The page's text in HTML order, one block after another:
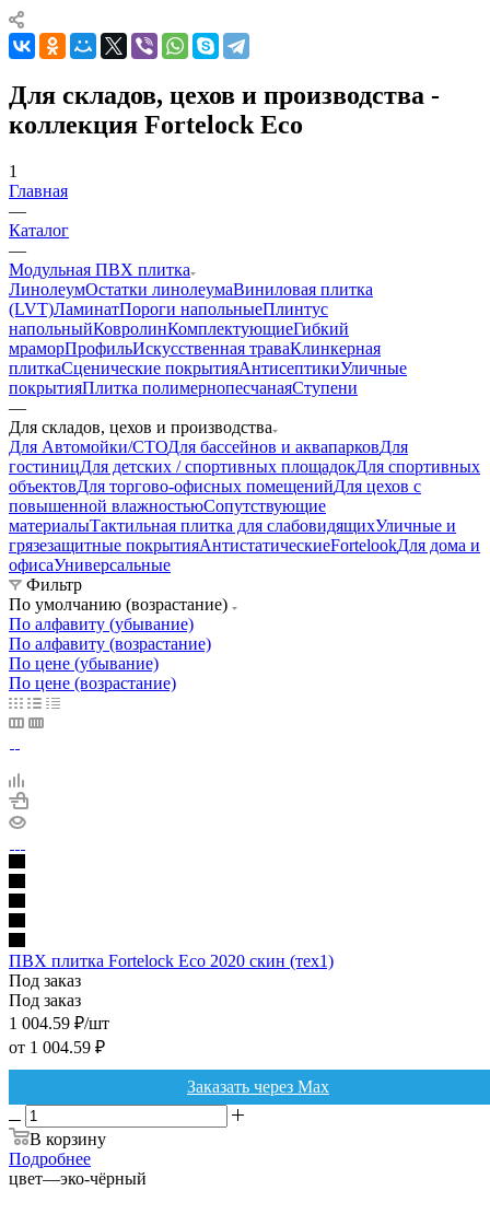
Для складов, цехов и производства -
коллекция Fortelock Eco
1
Главная
—
Каталог
—
Модульная ПВХ плитка
ЛинолеумОстатки линолеумаВиниловая плитка
(LVT)ЛаминатПороги напольныеПлинтус
напольныйКовролинКомплектующиеГибкий
мраморПрофильИскусственная траваКлинкерная
плиткаСценические покрытияАнтисептикиУличные
покрытияПлитка полимернопесчанаяСтупени
—
Для складов, цехов и производства
Для Автомойки/СТОДля бассейнов и аквапарковДля
гостиницДля детских / спортивных площадокДля спортивных
объектовДля торгово-офисных помещенийДля цехов с
повышенной влажностьюСопутствующие
материалыТактильная плитка для слабовидящихУличные и
грязезащитные покрытияАнтистатическиеFortelookДля дома и
офисаУниверсальные
Фильтр
По умолчанию (возрастание)
По алфавиту (убывание)
По алфавиту (возрастание)
По цене (убывание)
По цене (возрастание)
ПВХ плитка Fortelock Eco 2020 скин (тех1)
Под заказ
Под заказ
1 004.59 ₽/шт
от 1 004.59 ₽
Заказать через Max
В корзину
Подробнее
цвет—эко-чёрный